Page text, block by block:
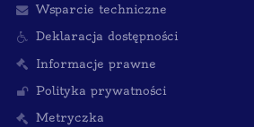
Wsparcie techniczne
Deklaracja dostępności
Informacje prawne
Polityka prywatności
Metryczka